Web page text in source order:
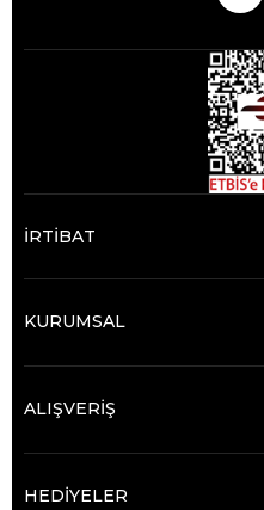
İRTİBAT
KURUMSAL
ALIŞVERİŞ
HEDİYELER